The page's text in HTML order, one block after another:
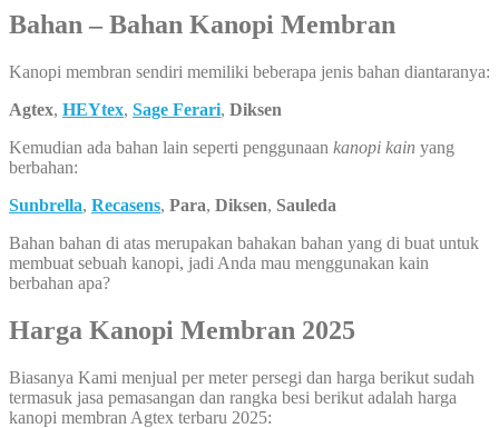
Bahan – Bahan Kanopi Membran
Kanopi membran sendiri memiliki beberapa jenis bahan diantaranya:
Agtex, HEYtex, Sage Ferari, Diksen
Kemudian ada bahan lain seperti penggunaan kanopi kain yang
berbahan:
Sunbrella, Recasens, Para, Diksen, Sauleda
Bahan bahan di atas merupakan bahakan bahan yang di buat untuk
membuat sebuah kanopi, jadi Anda mau menggunakan kain
berbahan apa?
Harga Kanopi Membran 2025
Biasanya Kami menjual per meter persegi dan harga berikut sudah
termasuk jasa pemasangan dan rangka besi berikut adalah harga
kanopi membran Agtex terbaru 2025: